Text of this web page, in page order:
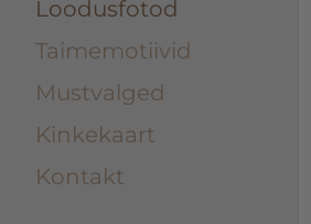
Loodusfotod
Taimemotiivid
Mustvalged
Kinkekaart
Kontakt